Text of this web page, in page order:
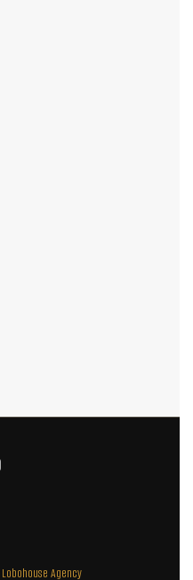
Lobohouse Agency